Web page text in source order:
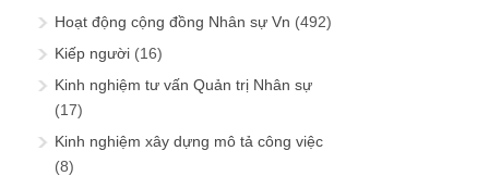
Hoạt động cộng đồng Nhân sự Vn (492)
Kiếp người (16)
Kinh nghiệm tư vấn Quản trị Nhân sự
(17)
Kinh nghiệm xây dựng mô tả công việc
(8)